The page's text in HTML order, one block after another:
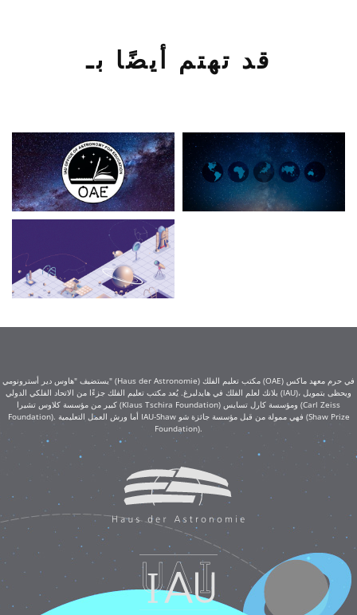
قد تهتم أيضًا بـ
يستضيف "هاوس دير أسترونومي" (Haus der Astronomie) مكتب تعليم الفلك (OAE) في حرم معهد ماكس
بلانك لعلم الفلك في هايدلبرغ. يُعد مكتب تعليم الفلك جزءًا من الاتحاد الفلكي الدولي (IAU)، ويحظى بتمويل
كبير من مؤسسة كلاوس تشيرا (Klaus Tschira Foundation) ومؤسسة كارل تسايس (Carl Zeiss
Foundation). أما ورش العمل التعليمية IAU-Shaw فهي ممولة من قبل مؤسسة جائزة شو (Shaw Prize
Foundation).